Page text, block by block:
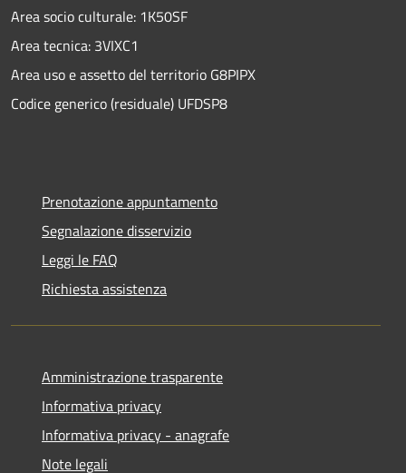
Area socio culturale: 1K50SF
Area tecnica: 3VIXC1
Area uso e assetto del territorio G8PIPX
Codice generico (residuale) UFDSP8
Prenotazione appuntamento
Segnalazione disservizio
Leggi le FAQ
Richiesta assistenza
Amministrazione trasparente
Informativa privacy
Informativa privacy - anagrafe
Note legali